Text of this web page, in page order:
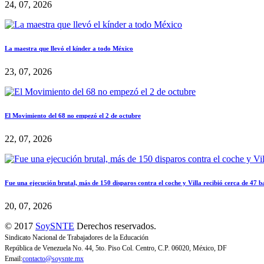
24, 07, 2026
La maestra que llevó el kínder a todo México
23, 07, 2026
El Movimiento del 68 no empezó el 2 de octubre
22, 07, 2026
Fue una ejecución brutal, más de 150 disparos contra el coche y Villa recibió cerca de 47
20, 07, 2026
© 2017 SoySNTE Derechos reservados.
Sindicato Nacional de Trabajadores de la Educación
República de Venezuela No. 44, 5to. Piso Col. Centro, C.P. 06020, México, DF
Email:contacto@soysnte.mx